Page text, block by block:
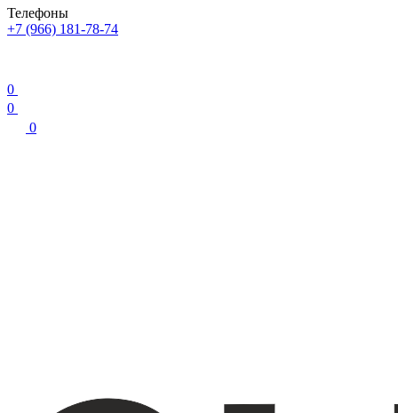
Телефоны
+7 (966) 181-78-74
0
0
0